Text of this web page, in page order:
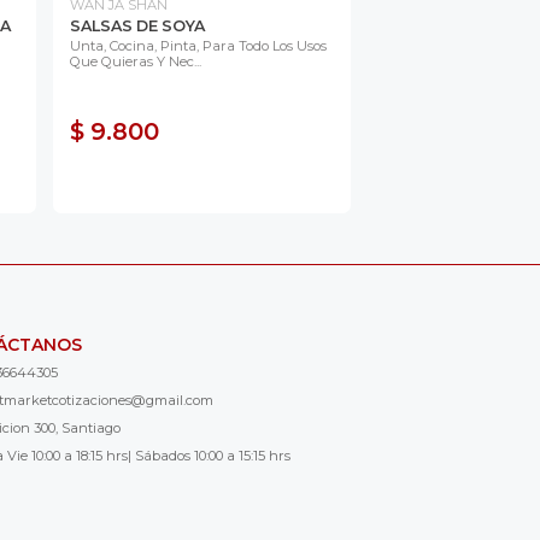
WAN JA SHAN
SALSAS DE SOYA
Unta, Cocina, Pinta, Para Todo Los Usos
Que Quieras Y Nec...
$ 9.800
300, Santiago
10:00 a 18:15 hrs| Sábados 10:00 a 15:15 hrs